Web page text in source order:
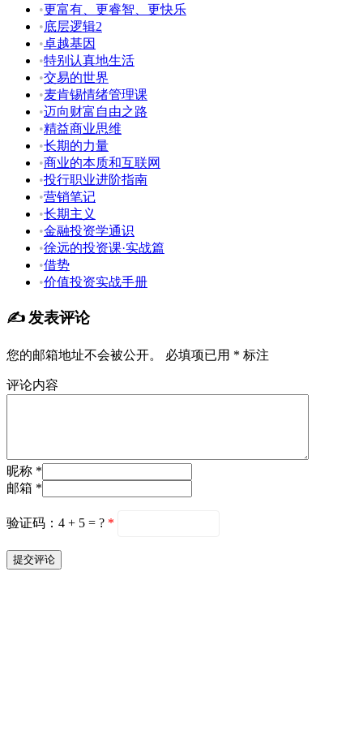
•更富有、更睿智、更快乐
•底层逻辑2
•卓越基因
•特别认真地生活
•交易的世界
•麦肯锡情绪管理课
•迈向财富自由之路
•精益商业思维
•长期的力量
•商业的本质和互联网
•投行职业进阶指南
•营销笔记
•长期主义
•金融投资学通识
•徐远的投资课·实战篇
•借势
•价值投资实战手册
✍️ 发表评论
您的邮箱地址不会被公开。 必填项已用 * 标注
评论内容
昵称 *
邮箱 *
验证码：4 + 5 = ? *